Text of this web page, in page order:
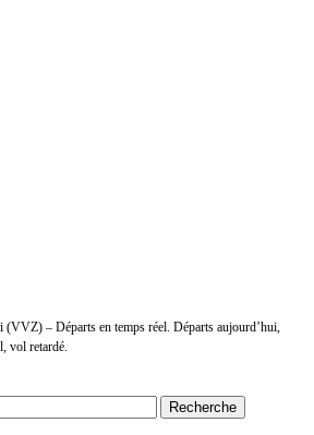
– Départs en temps réel. Départs aujourd’hui,
vol retardé.